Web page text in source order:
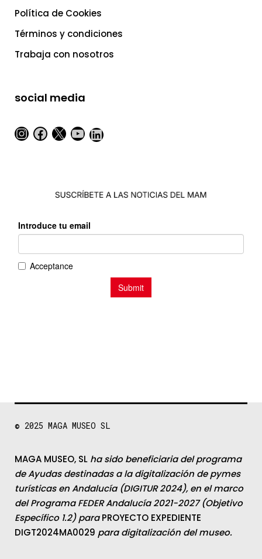
Política de Cookies
Términos y condiciones
Trabaja con nosotros
social media
Instagram
Facebook
X YouTube
LinkedIn
© 2025 MAGA MUSEO SL
MAGA MUSEO, SL ha sido beneficiaria del programa
de Ayudas destinadas a la digitalización de pymes
turísticas en Andalucía (DIGITUR 2024), en el marco
del Programa FEDER Andalucía 2021-2027 (Objetivo
Específico 1.2) paraPROYECTO EXPEDIENTE
DIGT2024MA0029 para digitalización del museo.